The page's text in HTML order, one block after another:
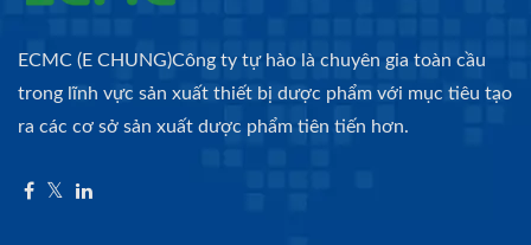
ECMC (E CHUNG)Công ty tự hào là chuyên gia toàn cầu
trong lĩnh vực sản xuất thiết bị dược phẩm với mục tiêu tạo
ra các cơ sở sản xuất dược phẩm tiên tiến hơn.